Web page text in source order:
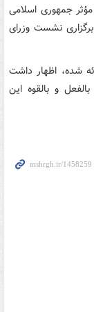
جمهوری اسلامی
نشست وزرای
شده، اظهار داشت
و بالقوه این